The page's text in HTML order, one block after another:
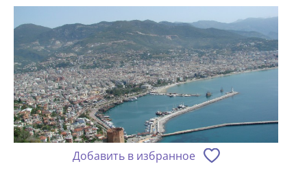
Добавить в избранное